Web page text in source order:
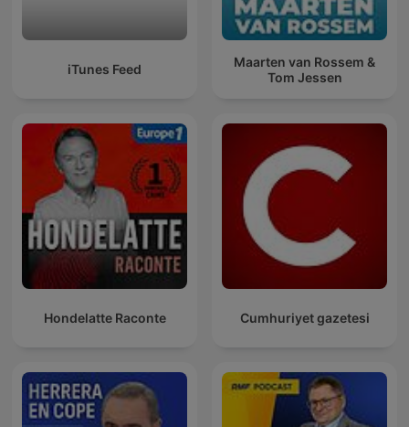
iTunes Feed
Maarten van Rossem &
Tom Jessen
Hondelatte Raconte Cumhuriyet gazetesi